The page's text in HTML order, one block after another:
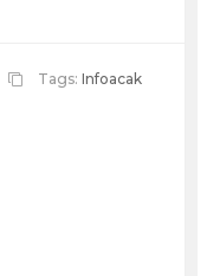
Tags: Infoacak